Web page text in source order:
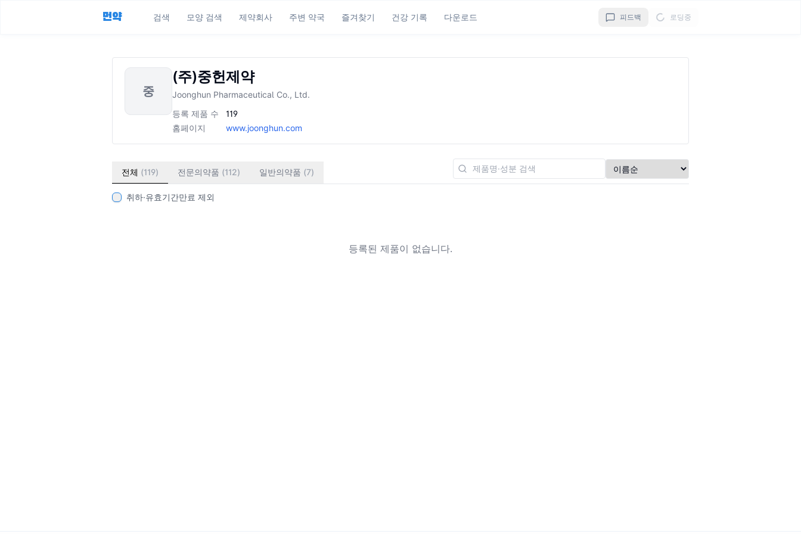
먼약 검색 모양 검색 제약회사 주변 약국 즐겨찾기 건강 기록 다운로드 피드백 로딩중
중
(주)중헌제약
Joonghun Pharmaceutical Co., Ltd.
등록 제품 수
119
홈페이지
www.joonghun.com
전체 (119) 전문의약품 (112) 일반의약품 (7)
취하·유효기간만료 제외
등록된 제품이 없습니다.